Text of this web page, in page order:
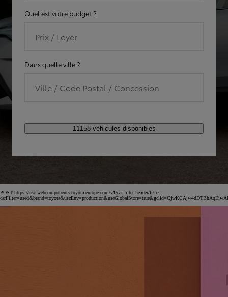
Quel est votre budget ?
Prix / Loyer
Dans quelle ville ?
Ville / Code Postal / Concession
11158 véhicules disponibles
POST https://usc-webcomponents.toyota-europe.com/v1/car-filter-header/fr/fr?